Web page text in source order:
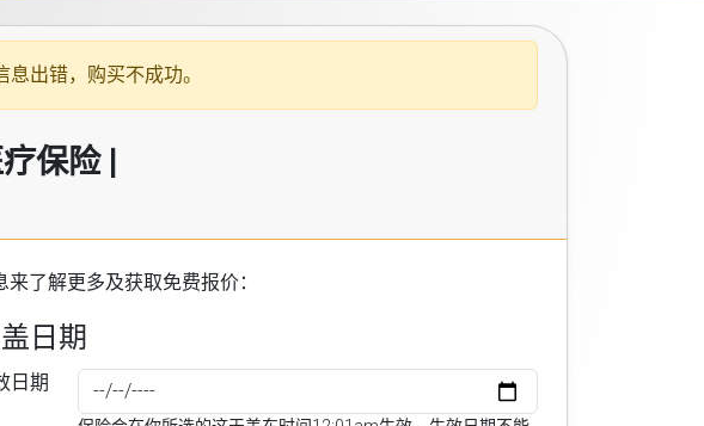
出错，购买不成功。
保险 |
了解更多及获取免费报价：
日期
日期